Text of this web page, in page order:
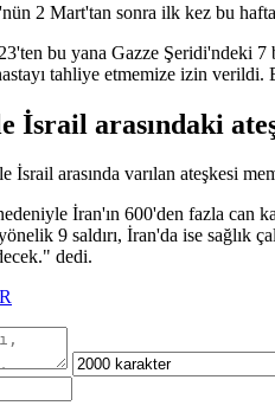
2 Mart'tan sonra ilk kez bu
bu yana Gazze Şeridi'ndeki 7
tahliye etmemize izin
İsrail arasındaki
İsrail arasında varılan ateşkesi
nedeniyle İran'ın 600'den fazla
9 saldırı, İran'da ise sağlık
dedi.